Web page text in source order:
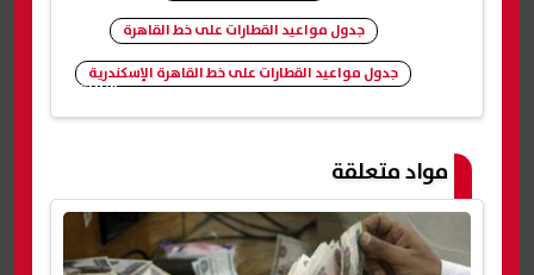
شارك
جدول مواعيد القطارات على خط القاهرة
جدول مواعيد القطارات على خط القاهرة الإسكندرية
مواد متعلقة